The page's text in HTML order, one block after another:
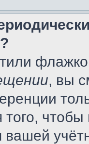
, вы
чтобы
вашей